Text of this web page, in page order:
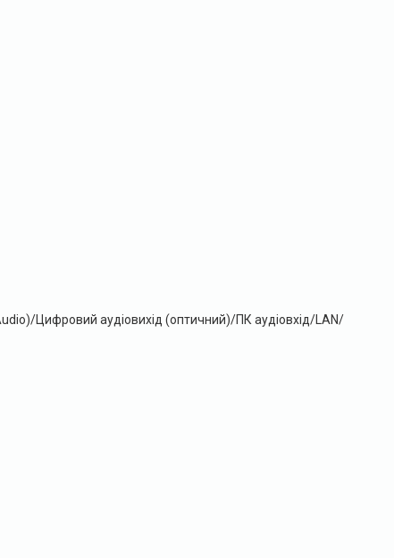
Цифровий аудіовихід (оптичний)/ПК аудіовхід/LAN/